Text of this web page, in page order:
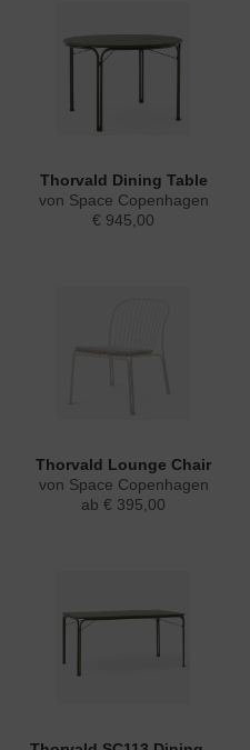
Thorvald Dining Table
von Space Copenhagen
€ 945,00
Thorvald Lounge Chair
von Space Copenhagen
ab € 395,00